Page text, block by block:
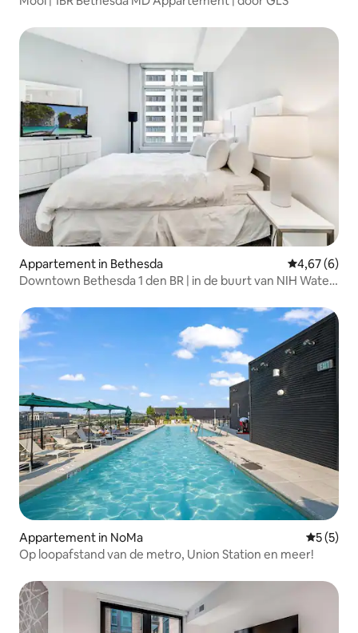
Appartement in Bethesda Gemiddelde
4,67 (6)
Downtown Bethesda 1 den BR | in de buurt van NIH Water
Appartement in NoMa
5 (5)
Op loopafstand van de metro, Union Station en meer!